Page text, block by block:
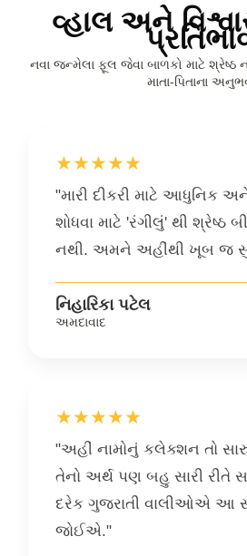
વ્હાલ અને
નવા જન્મેલા ફૂલ જેવા બાળકો માટે શ્રેષ્ઠ
માતા-પિતાના
★★★★★
"મારી દીકરી માટે આધુનિક
શોધવા માટે 'રંગીલું' થી શ્રેષ્ઠ
નથી. અમને અહીંથી ખૂબ જ
નિહારિકા પટેલ
અમદાવાદ
★★★★★
"અહીં નામોનું કલેક્શન તો
તેનો અર્થ પણ બહુ સારી રીતે
દરેક ગુજરાતી વાલીઓએ આ
જોઈએ."